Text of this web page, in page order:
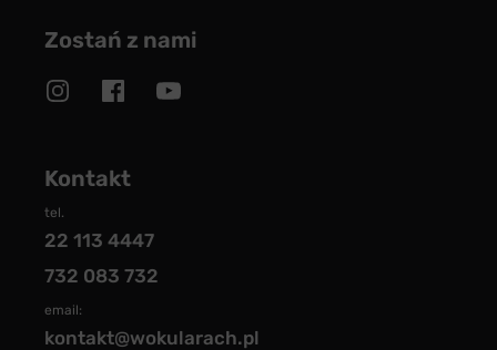
Zostań z nami
Kontakt
tel.
22 113 4447
732 083 732
email:
kontakt@wokularach.pl